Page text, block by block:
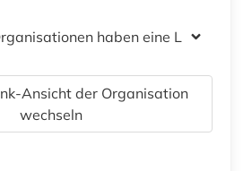
haben eine Lizenz
Ansicht der Organisation
wechseln